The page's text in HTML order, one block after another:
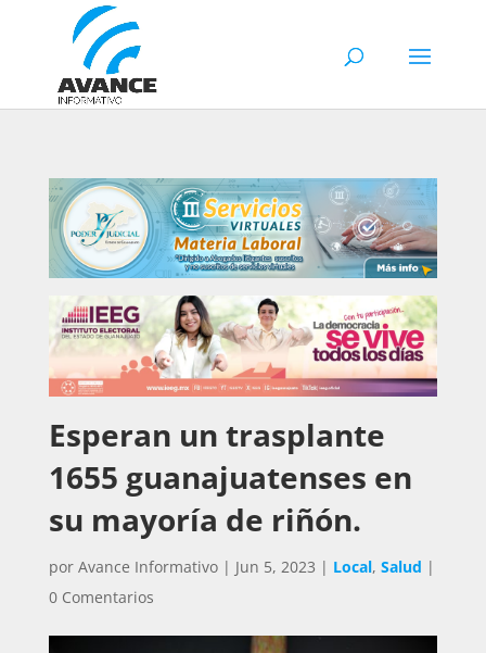
Esperan un trasplante
1655 guanajuatenses en
su mayoría de riñón.
por Avance Informativo| Jun 5, 2023 | Local, Salud |
0 Comentarios